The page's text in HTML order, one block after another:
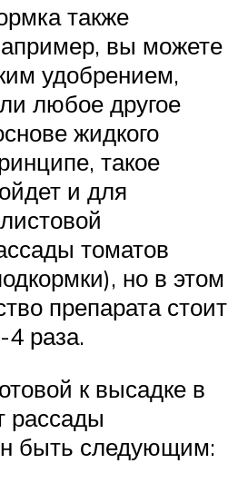
также
вы можете
удобрением,
любое другое
жидкого
такое
и для
томатов
но в этом
препарата стоит
раза.
к высадке в
рассады
быть следующим: